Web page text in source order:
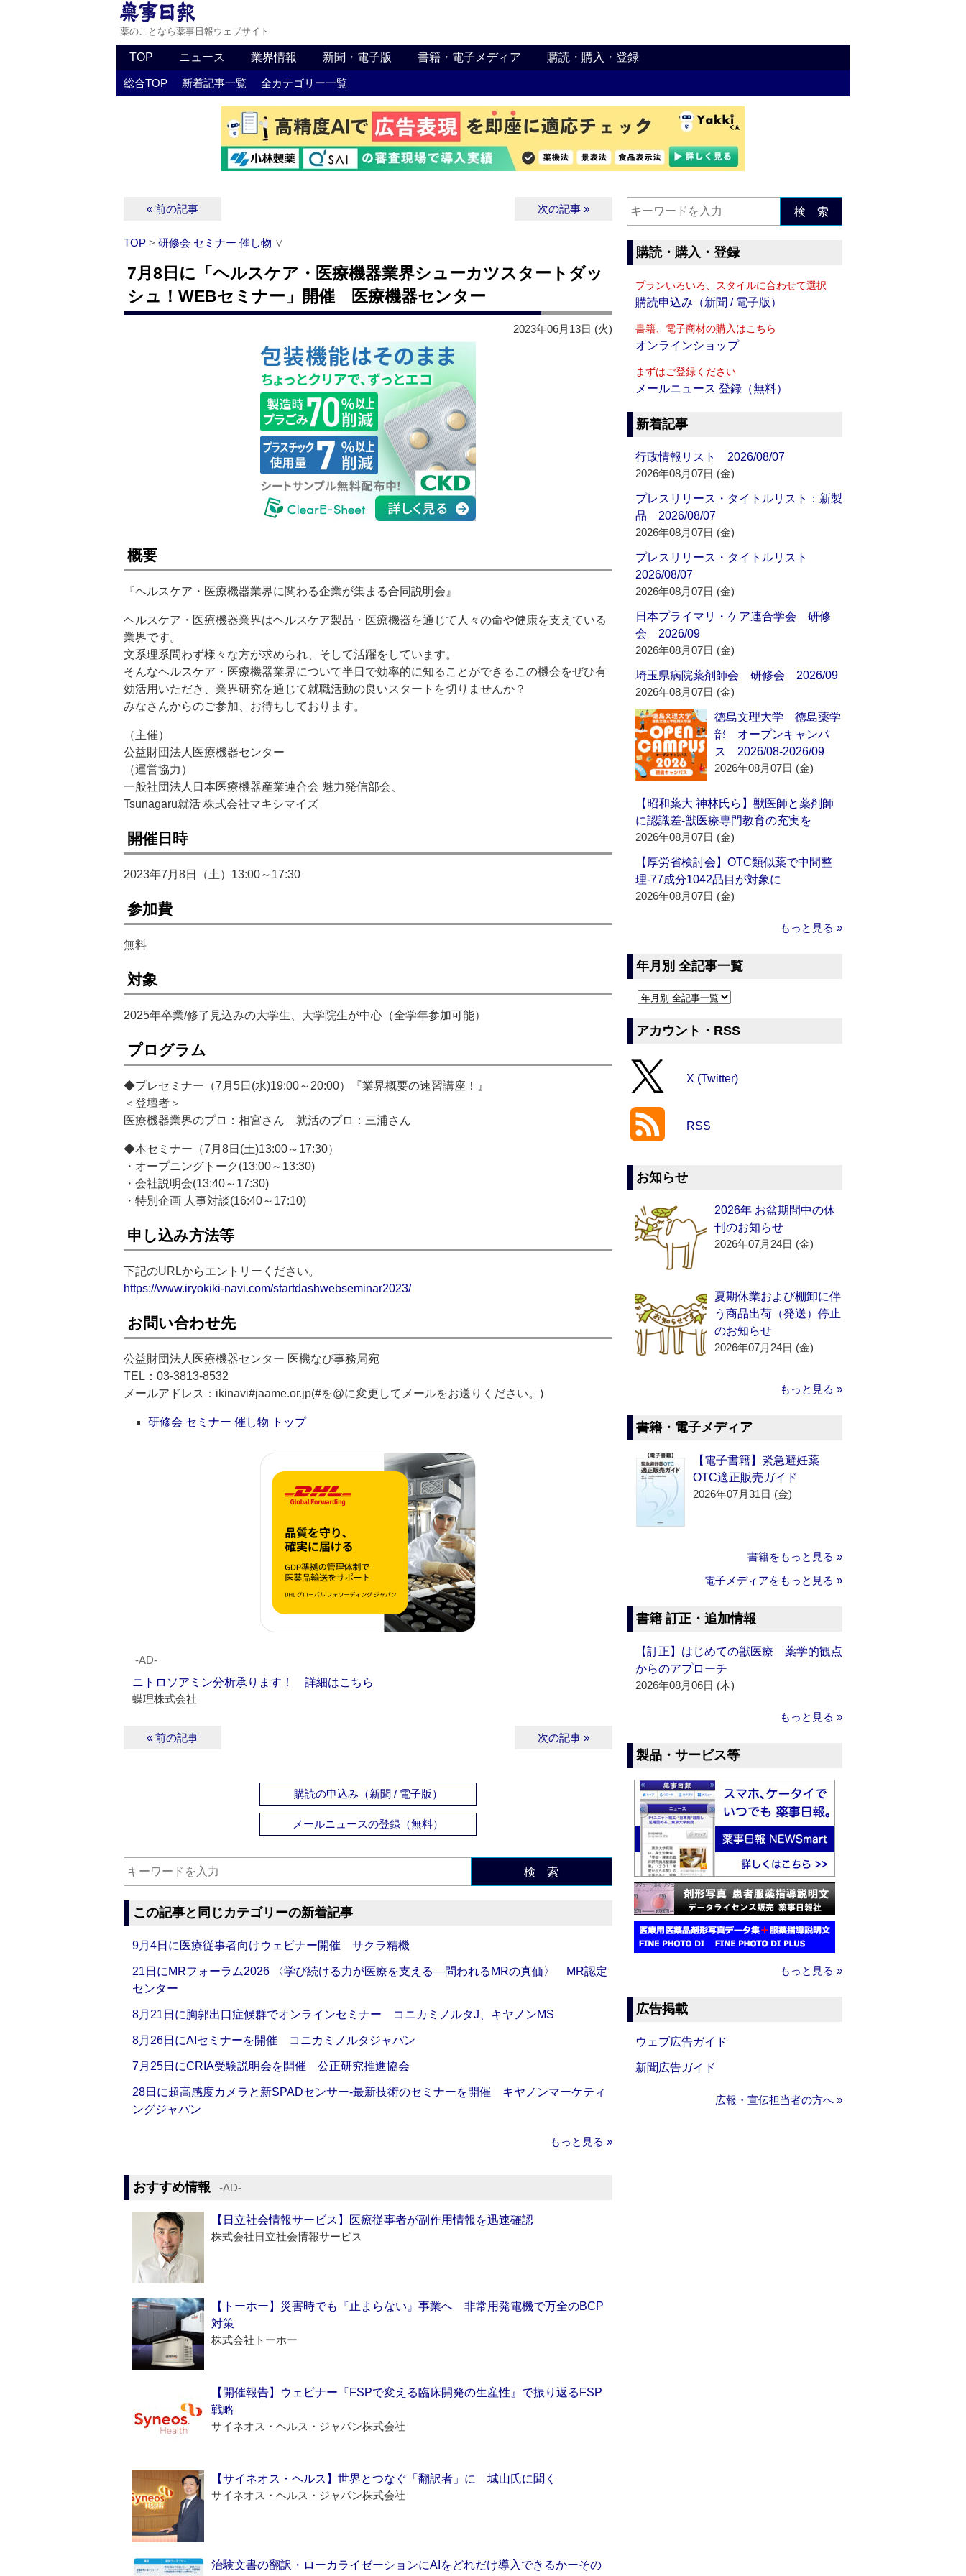
薬のことなら薬事日報ウェブサイト
TOP ニュース 業界情報 新聞・電子版 書籍・電子メディア 購読・購入・登録
総合TOP 新着記事一覧 全カテゴリー一覧
« 前の記事 次の記事 »
TOP > 研修会 セミナー 催し物 ∨
7月8日に「ヘルスケア・医療機器業界シューカツスタートダッ
シュ！WEBセミナー」開催 医療機器センター
2023年06月13日 (火)
概要
『ヘルスケア・医療機器業界に関わる企業が集まる合同説明会』
ヘルスケア・医療機器業界はヘルスケア製品・医療機器を通じて人々の命や健康を支えている
業界です。
文系理系問わず様々な方が求められ、そして活躍をしています。
そんなヘルスケア・医療機器業界について半日で効率的に知ることができるこの機会をぜひ有
効活用いただき、業界研究を通じて就職活動の良いスタートを切りませんか？
みなさんからのご参加、お待ちしております。
（主催）
公益財団法人医療機器センター
（運営協力）
一般社団法人日本医療機器産業連合会 魅力発信部会、
Tsunagaru就活 株式会社マキシマイズ
開催日時
2023年7月8日（土）13:00～17:30
参加費
無料
対象
2025年卒業/修了見込みの大学生、大学院生が中心（全学年参加可能）
プログラム
◆プレセミナー（7月5日(水)19:00～20:00）『業界概要の速習講座！』
＜登壇者＞
医療機器業界のプロ：相宮さん 就活のプロ：三浦さん
◆本セミナー（7月8日(土)13:00～17:30）
・オープニングトーク(13:00～13:30)
・会社説明会(13:40～17:30)
・特別企画 人事対談(16:40～17:10)
申し込み方法等
下記のURLからエントリーください。
https://www.iryokiki-navi.com/startdashwebseminar2023/
お問い合わせ先
公益財団法人医療機器センター 医機なび事務局宛
TEL：03-3813-8532
メールアドレス：ikinavi#jaame.or.jp(#を@に変更してメールをお送りください。)
研修会 セミナー 催し物 トップ
‐AD‐
ニトロソアミン分析承ります！ 詳細はこちら
蝶理株式会社
« 前の記事 次の記事 »
購読の申込み（新聞 / 電子版）
メールニュースの登録（無料）
検 索
この記事と同じカテゴリーの新着記事
9月4日に医療従事者向けウェビナー開催 サクラ精機
21日にMRフォーラム2026 〈学び続ける力が医療を支える―問われるMRの真価〉 MR認定
センター
8月21日に胸郭出口症候群でオンラインセミナー コニカミノルタJ、キヤノンMS
8月26日にAIセミナーを開催 コニカミノルタジャパン
7月25日にCRIA受験説明会を開催 公正研究推進協会
28日に超高感度カメラと新SPADセンサー‐最新技術のセミナーを開催 キヤノンマーケティ
ングジャパン
もっと見る »
おすすめ情報 ‐AD‐
【日立社会情報サービス】医療従事者が副作用情報を迅速確認
株式会社日立社会情報サービス
【トーホー】災害時でも『止まらない』事業へ 非常用発電機で万全のBCP
対策
株式会社トーホー
【開催報告】ウェビナー『FSPで変える臨床開発の生産性』で振り返るFSP
戦略
サイネオス・ヘルス・ジャパン株式会社
【サイネオス・ヘルス】世界とつなぐ「翻訳者」に 城山氏に聞く
サイネオス・ヘルス・ジャパン株式会社
治験文書の翻訳・ローカライゼーションにAIをどれだけ導入できるかーその
検 索
購読・購入・登録
プランいろいろ、スタイルに合わせて選択
購読申込み（新聞 / 電子版）
書籍、電子商材の購入はこちら
オンラインショップ
まずはご登録ください
メールニュース 登録（無料）
新着記事
行政情報リスト 2026/08/07
2026年08月07日 (金)
プレスリリース・タイトルリスト：新製
品 2026/08/07
2026年08月07日 (金)
プレスリリース・タイトルリスト
2026/08/07
2026年08月07日 (金)
日本プライマリ・ケア連合学会 研修
会 2026/09
2026年08月07日 (金)
埼玉県病院薬剤師会 研修会 2026/09
2026年08月07日 (金)
徳島文理大学 徳島薬学
部 オープンキャンパ
ス 2026/08-2026/09
2026年08月07日 (金)
【昭和薬大 神林氏ら】獣医師と薬剤師
に認識差‐獣医療専門教育の充実を
2026年08月07日 (金)
【厚労省検討会】OTC類似薬で中間整
理‐77成分1042品目が対象に
2026年08月07日 (金)
もっと見る »
年月別 全記事一覧
アカウント・RSS
X (Twitter)
RSS
お知らせ
2026年 お盆期間中の休
刊のお知らせ
2026年07月24日 (金)
夏期休業および棚卸に伴
う商品出荷（発送）停止
のお知らせ
2026年07月24日 (金)
もっと見る »
書籍・電子メディア
【電子書籍】緊急避妊薬
OTC適正販売ガイド
2026年07月31日 (金)
書籍をもっと見る »
電子メディアをもっと見る »
書籍 訂正・追加情報
【訂正】はじめての獣医療 薬学的観点
からのアプローチ
2026年08月06日 (木)
もっと見る »
製品・サービス等
もっと見る »
広告掲載
ウェブ広告ガイド
新聞広告ガイド
広報・宣伝担当者の方へ »